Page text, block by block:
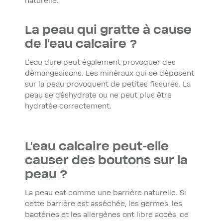
La peau qui gratte à cause
de l’eau calcaire ?
L’eau dure peut également provoquer des
démangeaisons. Les minéraux qui se déposent
sur la peau provoquent de petites fissures. La
peau se déshydrate ou ne peut plus être
hydratée correctement.
L’eau calcaire peut-elle
causer des boutons sur la
peau ?
La peau est comme une barrière naturelle. Si
cette barrière est asséchée, les germes, les
bactéries et les allergènes ont libre accès, ce